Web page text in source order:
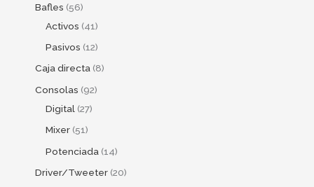
Bafles 56
Activos 41
Pasivos 12
Caja directa 8
Consolas 92
Digital 27
Mixer 51
Potenciada 14
Driver/Tweeter 20